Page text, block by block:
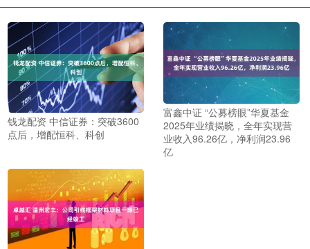
钱龙配资 中信证券：突破3600
点后，增配恒科、科创
富鑫中证 “公募榜眼”华夏基金
2025年业绩揭晓，全年实现营
业收入96.26亿，净利润23.96
亿